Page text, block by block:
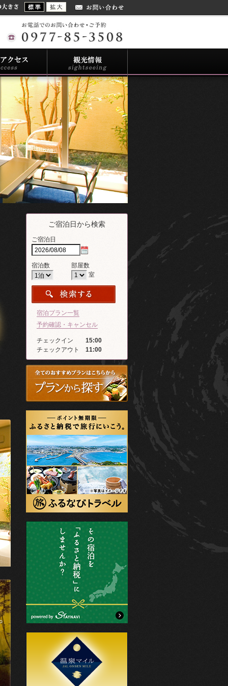
ご宿泊日から検索
ご宿泊日
宿泊数
部屋数
室
宿泊プラン一覧
予約確認・キャンセル
チェックイン 15:00
チェックアウト 11:00